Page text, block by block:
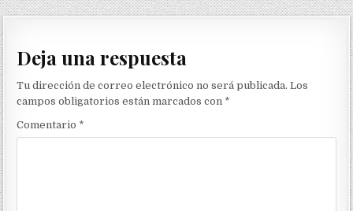
Deja una respuesta
Tu dirección de correo electrónico no será publicada. Los
campos obligatorios están marcados con *
Comentario *